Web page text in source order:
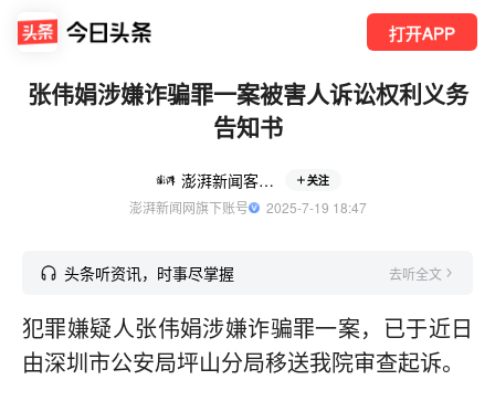
打开APP
张伟娟涉嫌诈骗罪一案被害人诉讼权利义务
告知书
澎湃新闻客户端 关注
澎湃新闻网旗下账号
  2025-7-19 18:47
头条听资讯，时事尽掌握 去听全文
犯罪嫌疑人张伟娟涉嫌诈骗罪一案，已于近日
由深圳市公安局坪山分局移送我院审查起诉。